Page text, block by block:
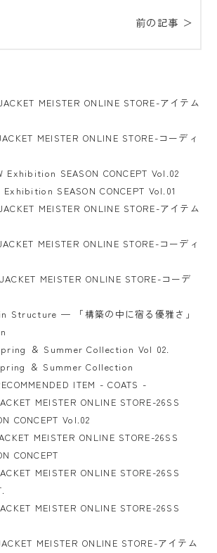
前の記事 ＞
MEISTER ONLINE STORE-アイテム
MEISTER ONLINE STORE-コーディ
Exhibition SEASON CONCEPT Vol.02
SEASON CONCEPT Vol.01
MEISTER ONLINE STORE-アイテム
MEISTER ONLINE STORE-コーディ
MEISTER ONLINE STORE-コーデ
Structure — 「構築の中に宿る優雅さ」
＆ Summer Collection Vol 02.
＆ Summer Collection
ITEM - COATS -
MEISTER ONLINE STORE-26SS
CONCEPT Vol.02
MEISTER ONLINE STORE-26SS
CONCEPT
MEISTER ONLINE STORE-26SS
MEISTER ONLINE STORE-26SS
MEISTER ONLINE STORE-アイテム